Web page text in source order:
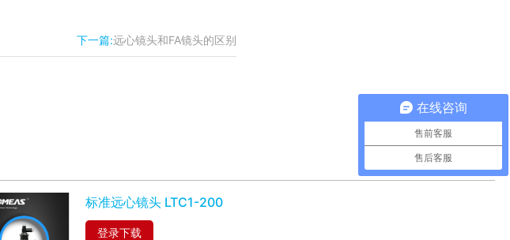
下一篇:远心镜头和FA镜头的区别
MORE+
标准远心镜头 LTC1-200
登录下载
在线咨询
售前客服
售后客服